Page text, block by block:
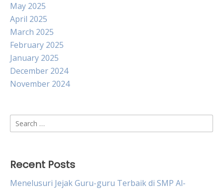
May 2025
April 2025
March 2025
February 2025
January 2025
December 2024
November 2024
Search
for:
Recent Posts
Menelusuri Jejak Guru-guru Terbaik di SMP Al-